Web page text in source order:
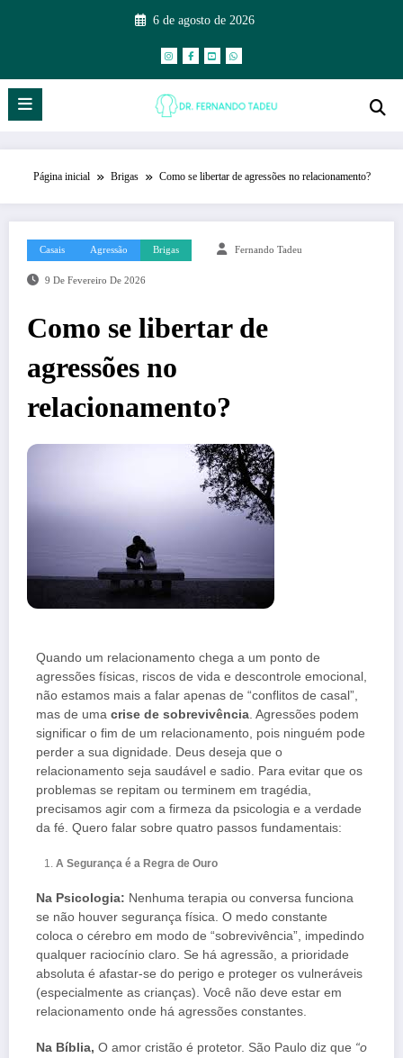
6 de agosto de 2026
Página inicial Brigas Como se libertar de agressões no relacionamento?
Casais Agressão Brigas Fernando Tadeu
9 De Fevereiro De 2026
Como se libertar de
agressões no
relacionamento?
Quando um relacionamento chega a um ponto de
agressões físicas, riscos de vida e descontrole emocional,
não estamos mais a falar apenas de “conflitos de casal”,
mas de uma crise de sobrevivência. Agressões podem
significar o fim de um relacionamento, pois ninguém pode
perder a sua dignidade. Deus deseja que o
relacionamento seja saudável e sadio. Para evitar que os
problemas se repitam ou terminem em tragédia,
precisamos agir com a firmeza da psicologia e a verdade
da fé. Quero falar sobre quatro passos fundamentais:
A Segurança é a Regra de Ouro
Na Psicologia: Nenhuma terapia ou conversa funciona
se não houver segurança física. O medo constante
coloca o cérebro em modo de “sobrevivência”, impedindo
qualquer raciocínio claro. Se há agressão, a prioridade
absoluta é afastar-se do perigo e proteger os vulneráveis
(especialmente as crianças). Você não deve estar em
relacionamento onde há agressões constantes.
Na Bíblia, O amor cristão é protetor. São Paulo diz que “o